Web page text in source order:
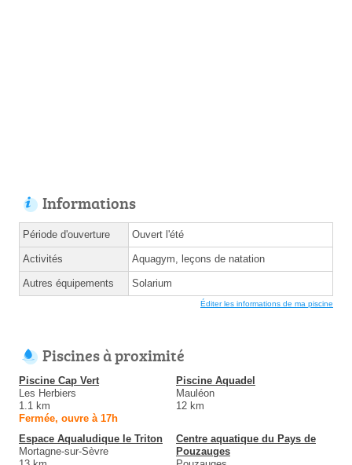
Informations
Période d'ouverture Ouvert l'été
Activités Aquagym, leçons de natation
Autres équipements Solarium
Éditer les informations de ma piscine
Piscines à proximité
Piscine Cap Vert
Les Herbiers
1.1 km
Fermée, ouvre à 17h
Piscine Aquadel
Mauléon
12 km
Espace Aqualudique le Triton
Mortagne-sur-Sèvre
Centre aquatique du Pays de
Pouzauges